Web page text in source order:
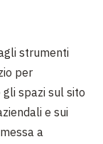
strumenti
per
gli spazi sul sito
e sui
a